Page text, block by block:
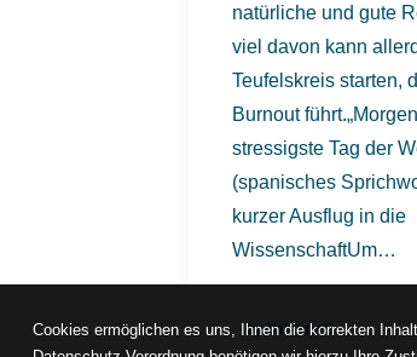
natürliche und gute
viel davon kann
Teufelskreis starten,
Burnout
stressigste Tag der
(spanisches
kurzer Ausflug in die
WissenschaftUm…
by Valentin S.
Cookies ermöglichen es uns, Ihnen die korrekten